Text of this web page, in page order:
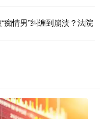
痴情男”纠缠到崩溃？法院